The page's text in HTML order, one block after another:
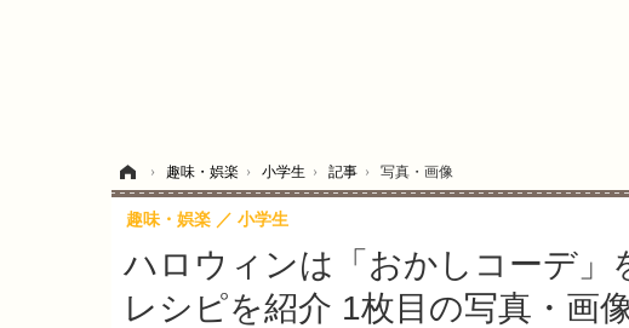
› 趣味・娯楽 › 小学生 › 記事 › 写真・画像
ハロウィンは「おかしコーデ」
レシピを紹介 1枚目の写真・画
趣味・娯楽 小学生